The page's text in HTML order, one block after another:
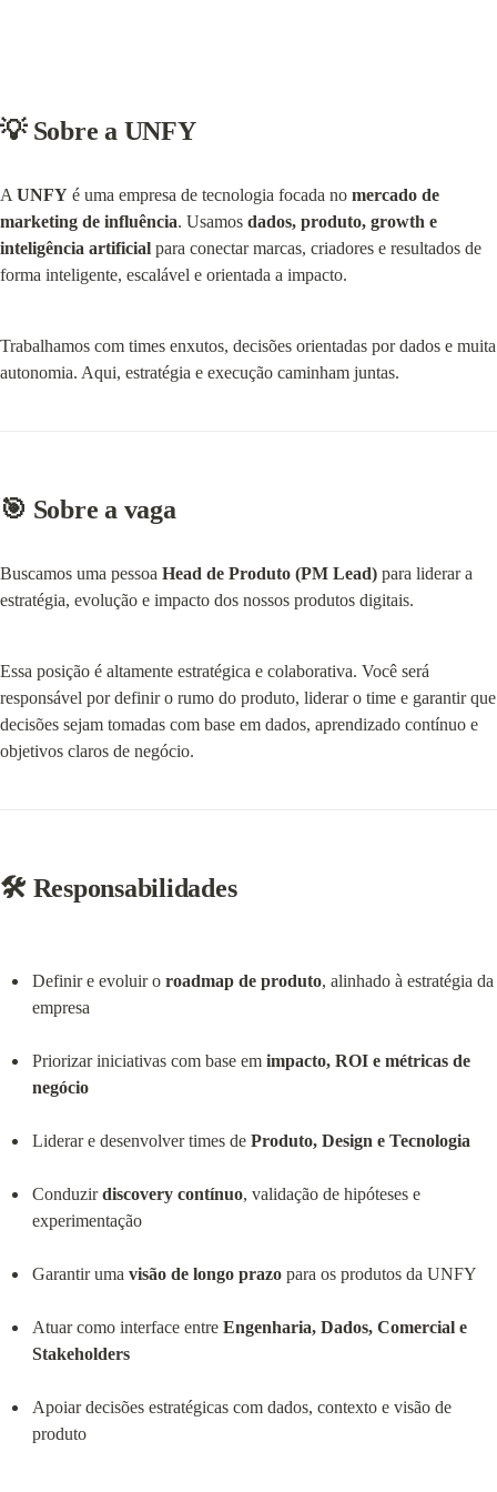
💡 Sobre a UNFY
A UNFY é uma empresa de tecnologia focada no mercado de
marketing de influência. Usamos dados, produto, growth e
inteligência artificial para conectar marcas, criadores e resultados de
forma inteligente, escalável e orientada a impacto.
Trabalhamos com times enxutos, decisões orientadas por dados e muita
autonomia. Aqui, estratégia e execução caminham juntas.
🎯 Sobre a vaga
Buscamos uma pessoa Head de Produto (PM Lead) para liderar a
estratégia, evolução e impacto dos nossos produtos digitais.
Essa posição é altamente estratégica e colaborativa. Você será
responsável por definir o rumo do produto, liderar o time e garantir que
decisões sejam tomadas com base em dados, aprendizado contínuo e
objetivos claros de negócio.
🛠️ Responsabilidades
Definir e evoluir o roadmap de produto, alinhado à estratégia da
empresa
Priorizar iniciativas com base em impacto, ROI e métricas de
negócio
Liderar e desenvolver times de Produto, Design e Tecnologia
Conduzir discovery contínuo, validação de hipóteses e
experimentação
Garantir uma visão de longo prazo para os produtos da UNFY
Atuar como interface entre Engenharia, Dados, Comercial e
Stakeholders
Apoiar decisões estratégicas com dados, contexto e visão de
produto